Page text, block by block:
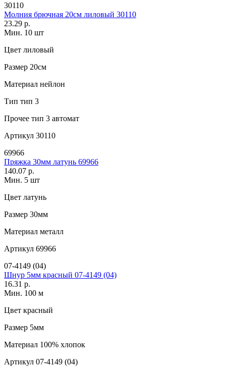
30110
Молния брючная 20см лиловый 30110
23.29 р.
Мин. 10 шт
Цвет лиловый
Размер 20см
Материал нейлон
Тип тип 3
Прочее тип 3 автомат
Артикул 30110
69966
Пряжка 30мм латунь 69966
140.07 р.
Мин. 5 шт
Цвет латунь
Размер 30мм
Материал металл
Артикул 69966
07-4149 (04)
Шнур 5мм красный 07-4149 (04)
16.31 р.
Мин. 100 м
Цвет красный
Размер 5мм
Материал 100% хлопок
Артикул 07-4149 (04)